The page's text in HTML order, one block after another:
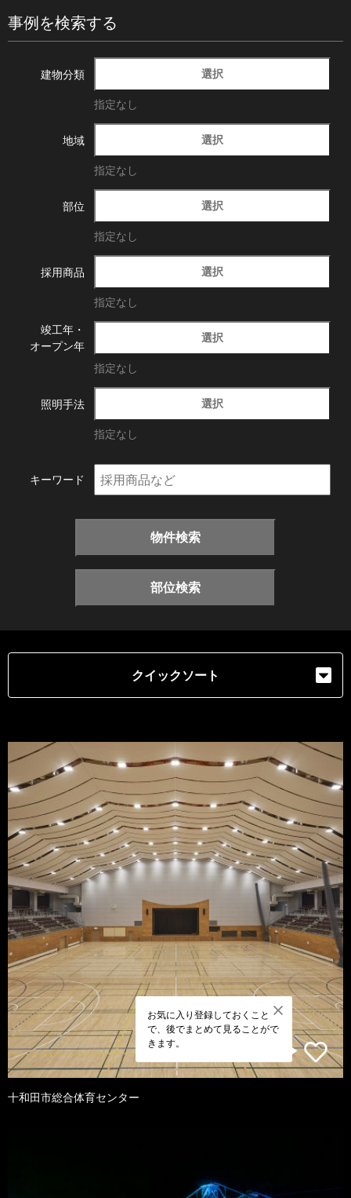
事例を検索する
建物分類 選択
指定なし
地域 選択
指定なし
部位 選択
指定なし
採用商品 選択
指定なし
竣工年・
オープン年
選択
指定なし
照明手法 選択
指定なし
キーワード
物件検索
部位検索
クイックソート
お気に入り登録しておくこと
で、後でまとめて見ることがで
きます。
十和田市総合体育センター